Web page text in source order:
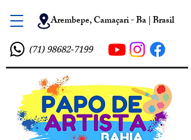
Arembepe, Camaçari - Ba | Brasil
(71) 98682-7199